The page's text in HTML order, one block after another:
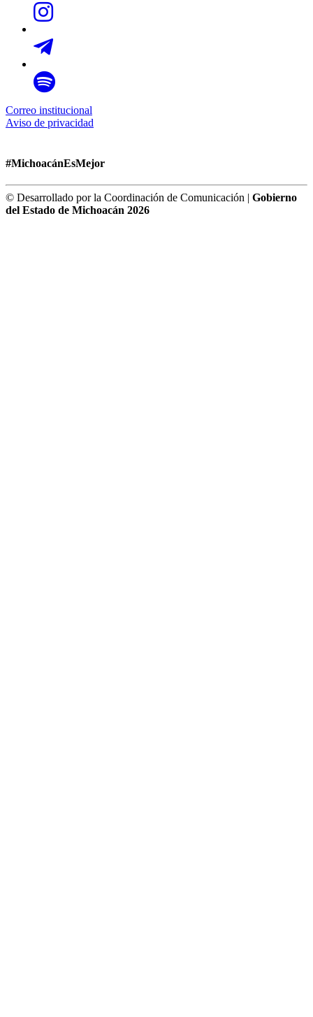
Correo institucional
Aviso de privacidad
#MichoacánEsMejor
© Desarrollado por la Coordinación de Comunicación | Gobierno
del Estado de Michoacán 2026